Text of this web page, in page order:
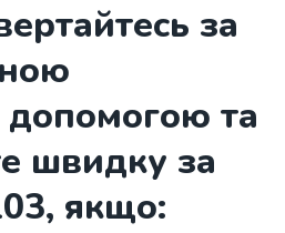
за
та
швидку за
якщо: